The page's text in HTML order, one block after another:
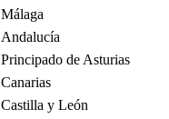
Málaga
Andalucía
Principado de Asturias
Canarias
Castilla y León